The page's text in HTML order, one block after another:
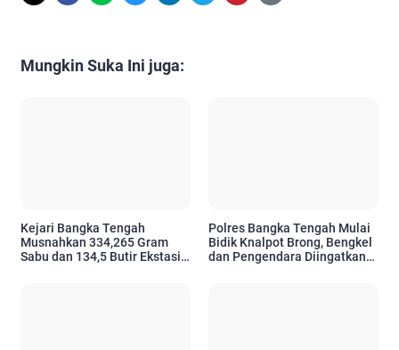
Mungkin Suka Ini juga:
Kejari Bangka Tengah
Musnahkan 334,265 Gram
Sabu dan 134,5 Butir Ekstasi
Polres Bangka Tengah Mulai
Bidik Knalpot Brong, Bengkel
dan Pengendara Diingatkan